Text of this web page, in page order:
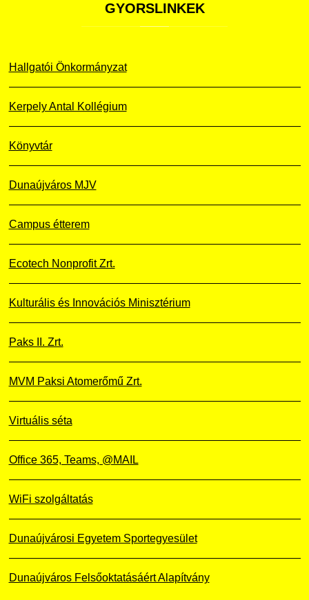
GYORSLINKEK
Hallgatói Önkormányzat
Kerpely Antal Kollégium
Könyvtár
Dunaújváros MJV
Campus étterem
Ecotech Nonprofit Zrt.
Kulturális és Innovációs Minisztérium
Paks II. Zrt.
MVM Paksi Atomerőmű Zrt.
Virtuális séta
Office 365, Teams, @MAIL
WiFi szolgáltatás
Dunaújvárosi Egyetem Sportegyesület
Dunaújváros Felsőoktatásáért Alapítvány